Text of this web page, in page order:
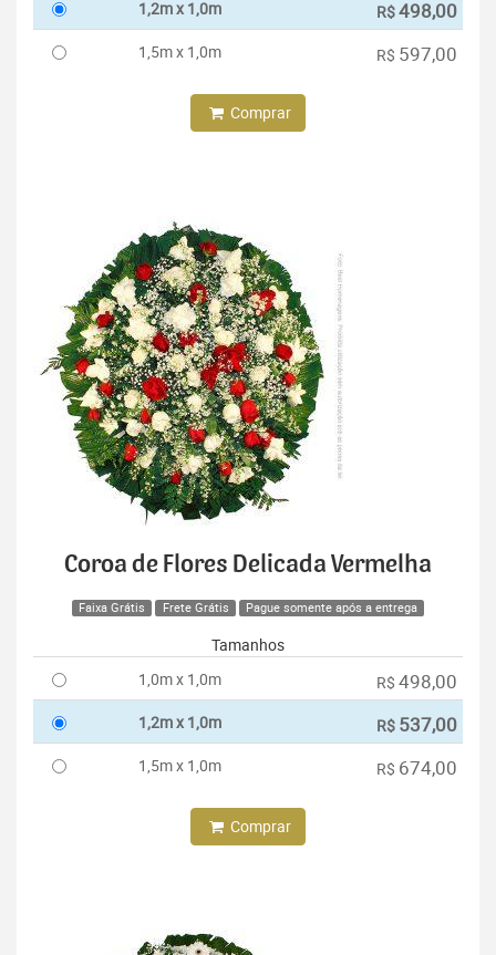
1,2m x 1,0m R$498,00
1,5m x 1,0m R$ 597,00
Comprar
Coroa de Flores Delicada Vermelha
Faixa Grátis Frete Grátis Pague somente após a entrega
Tamanhos
1,0m x 1,0m
R$ 498,00
1,2m x 1,0m R$ 537,00
1,5m x 1,0m R$ 674,00
Comprar